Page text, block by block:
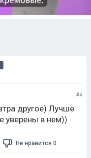
#4
другое) Лучше
уверены в нем))
Не нравится 0